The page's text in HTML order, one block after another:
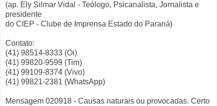
(ap. Ely Silmar Vidal - Teólogo, Psicanalista, Jornalista e
presidente
do CIEP - Clube de Imprensa Estado do Paraná)
Contato:
(41) 98514-8333 (Oi)
(41) 99820-9599 (Tim)
(41) 99109-8374 (Vivo)
(41) 99821-2381 (WhatsApp)
Mensagem 020918 - Causas naturais ou provocadas. Certo